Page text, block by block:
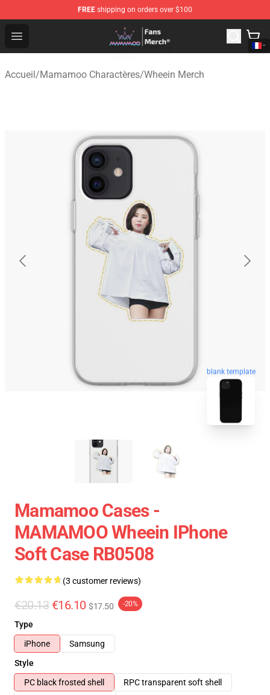
FREE shipping on orders over $100
Open menu
Mamamoo Store - Official Mamamoo Merchandise Shop
Accueil/Mamamoo Charactères/Wheein Merch
blank template
Mamamoo Cases -
MAMAMOO Wheein IPhone
Soft Case RB0508
(3 customer reviews)
€20.13 €16.10 $17.50 -20%
Type
iPhone
Samsung
Style
PC black frosted shell
RPC transparent soft shell